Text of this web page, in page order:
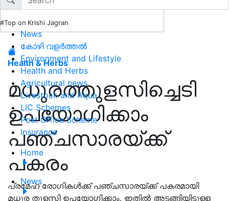
#Top on Krishi Jagran
News
കോഴി വളർത്തൽ
Environment and Lifestyle
Health and Herbs
Agricultural news
Livestock and Aqua
LIC Schemes
Post Office Scheme
Insurance
Home
News
Health & Herbs
മധുരത്തുളസിച്ചെടി
ഉപയോഗിക്കാം
പഞ്ചസാരയ്ക്ക്
പകരം
പ്രമേഹ രോഗികള്‍ക്ക് പഞ്ചസാരയ്‌ക്ക് പകരമായി
മധുര തുളസി ഉപയോഗിക്കാം. ഇതില്‍ അടങ്ങിയിട്ടുള്ള